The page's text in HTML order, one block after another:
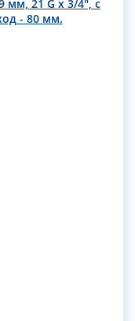
мм, 21 G x 3/4", с
- 80 мм.